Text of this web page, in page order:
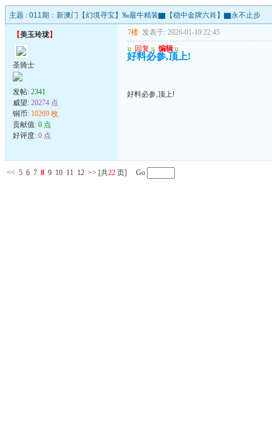
主题 : 011期：新澳门【幻境寻宝】‰最牛精装▇【稳中金牌六肖】▇永不止步
【美玉玲珑】
圣骑士
发帖: 2341
威望: 20274 点
铜币: 10269 枚
贡献值: 0 点
好评度: 0 点
7楼 发表于: 2026-01-10 22:45
u 回复 u 编辑 u
好料必参,顶上!
好料必参,顶上!
<< 5 6 7 8 9 10 11 12 >> [共22 页] Go